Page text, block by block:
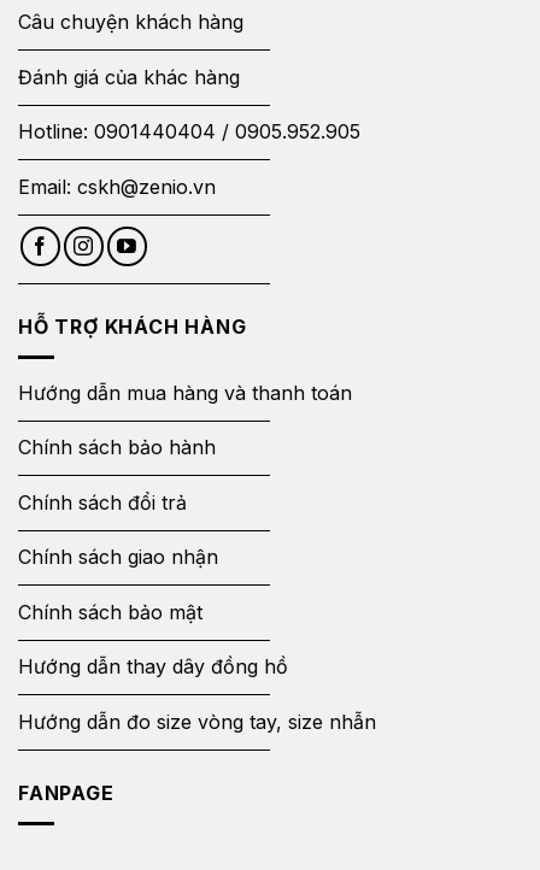
Câu chuyện khách hàng
Đánh giá của khác hàng
Hotline: 0901440404 / 0905.952.905
Email: cskh@zenio.vn
HỖ TRỢ KHÁCH HÀNG
Hướng dẫn mua hàng và thanh toán
Chính sách bảo hành
Chính sách đổi trả
Chính sách giao nhận
Chính sách bảo mật
Hướng dẫn thay dây đồng hồ
Hướng dẫn đo size vòng tay, size nhẫn
FANPAGE